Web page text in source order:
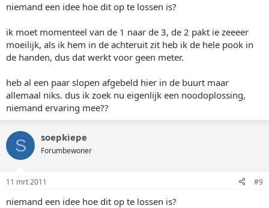
niemand een idee hoe dit op te lossen is?
ik moet momenteel van de 1 naar de 3, de 2 pakt ie zeeeer
moeilijk, als ik hem in de achteruit zit heb ik de hele pook in
de handen, dus dat werkt voor geen meter.
heb al een paar slopen afgebeld hier in de buurt maar
allemaal niks. dus ik zoek nu eigenlijk een noodoplossing,
niemand ervaring mee??
S soepkiepe
Forumbewoner
11 mrt 2011 #9
niemand een idee hoe dit op te lossen is?